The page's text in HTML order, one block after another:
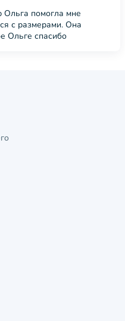
Ольга помогла мне
с размерами. Она
Ольге спасибо